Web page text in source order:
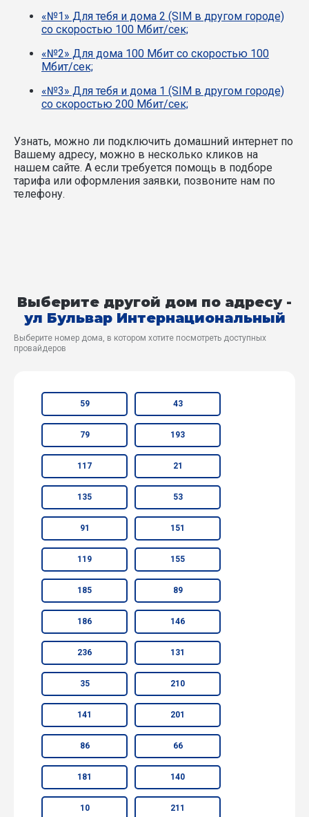
«№1» Для тебя и дома 2 (SIM в другом городе)
со скоростью 100 Мбит/сек;
«№2» Для дома 100 Мбит со скоростью 100
Мбит/сек;
«№3» Для тебя и дома 1 (SIM в другом городе)
со скоростью 200 Мбит/сек;
Узнать, можно ли подключить домашний интернет по
Вашему адресу, можно в несколько кликов на
нашем сайте. А если требуется помощь в подборе
тарифа или оформления заявки, позвоните нам по
телефону.
Выберите другой дом по адресу -
ул Бульвар Интернациональный
Выберите номер дома, в котором хотите посмотреть доступных
провайдеров
59 43
79 193
117 21
135 53
91 151
119 155
185 89
186 146
236 131
35 210
141 201
86 66
181 140
10 211